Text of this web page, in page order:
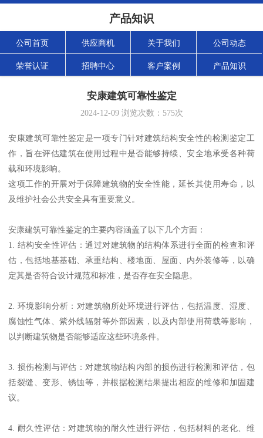
产品知识
公司首页 供应商机 关于我们 公司动态
荣誉认证 招聘中心 客户案例 产品知识
安康建筑可靠性鉴定
2024-12-09浏览次数： 575次
安康建筑可靠性鉴定是一项专门针对建筑结构安全性的检测鉴定工
作，旨在评估建筑在使用过程中是否能够持续、安全地承受各种荷
载和环境影响。
这项工作的开展对于保障建筑物的安全性能，延长其使用寿命，以
及维护社会公共安全具有重要意义。
安康建筑可靠性鉴定的主要内容涵盖了以下几个方面：
1. 结构安全性评估：通过对建筑物的结构体系进行全面的检查和评
估，包括地基基础、承重结构、楼地面、屋面、内外装修等，以确
定其是否符合设计规范和标准，是否存在安全隐患。
2. 环境影响分析：对建筑物所处环境进行评估，包括温度、湿度、
腐蚀性气体、紫外线辐射等外部因素，以及内部使用荷载等影响，
以判断建筑物是否能够适应这些环境条件。
3. 损伤检测与评估：对建筑物结构内部的损伤进行检测和评估，包
括裂缝、变形、锈蚀等，并根据检测结果提出相应的维修和加固建
议。
4. 耐久性评估：对建筑物的耐久性进行评估，包括材料的老化、维